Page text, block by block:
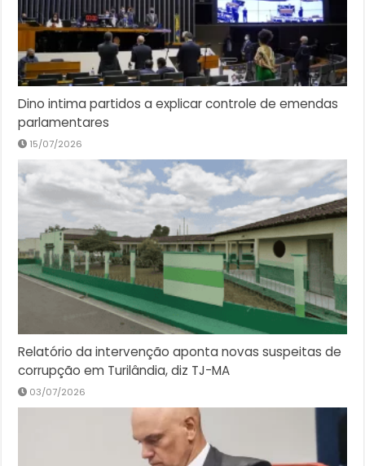
Dino intima partidos a explicar controle de emendas
parlamentares
15/07/2026
Relatório da intervenção aponta novas suspeitas de
corrupção em Turilândia, diz TJ-MA
03/07/2026